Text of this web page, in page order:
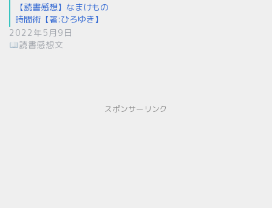
【読書感想】なまけもの
時間術【著:ひろゆき】
2022年5月9日
読書感想文
スポンサーリンク